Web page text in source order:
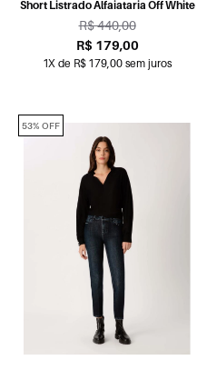
Short Listrado Alfaiataria Off White
R$ 440,00
R$ 179,00
1X de R$ 179,00 sem juros
53% OFF